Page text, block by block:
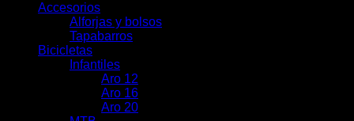
Accesorios
Alforjas y bolsos
Tapabarros
Bicicletas
Infantiles
Aro 12
Aro 16
Aro 20